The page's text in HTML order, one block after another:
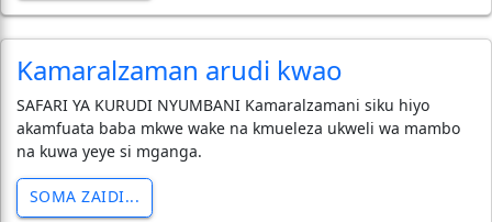
Kamaralzaman arudi kwao
SAFARI YA KURUDI NYUMBANI Kamaralzamani siku hiyo
akamfuata baba mkwe wake na kmueleza ukweli wa mambo
na kuwa yeye si mganga.
SOMA ZAIDI...